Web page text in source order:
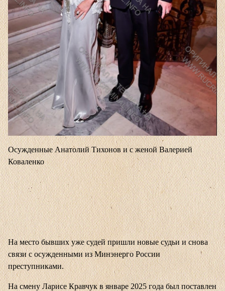
Осужденные Анатолий Тихонов и с женой Валерией
Коваленко
На место бывших уже судей пришли новые судьи и снова
связи с осужденными из Минэнерго России
преступниками.
На смену Ларисе Кравчук в январе 2025 года был поставлен